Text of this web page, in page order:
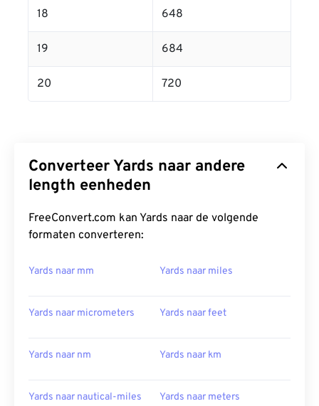
18 648
19 684
20 720
Converteer Yards naar andere
length eenheden
FreeConvert.com kan Yards naar de volgende
formaten converteren:
Yards naar mm Yards naar miles
Yards naar micrometers Yards naar feet
Yards naar nm Yards naar km
Yards naar nautical-miles Yards naar meters